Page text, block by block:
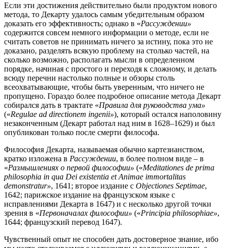
Если эти достижения действительно были продуктом нового
метода, то Декарту удалось самым убедительным образом
доказать его эффективность; однако в «Рассуждении»
содержится совсем немного информации о методе, если не
считать советов не принимать ничего за истину, пока это не
доказано, разделять всякую проблему на столько частей, на
сколько возможно, располагать мысли в определенном
порядке, начиная с простого и переходя к сложному, и делать
всюду перечни настолько полные и обзоры столь
всеохватывающие, чтобы быть уверенным, что ничего не
пропущено. Гораздо более подробное описание метода Декарт
собирался дать в трактате «Правила для руководства ума»
(«Regulae ad directionem ingenii»), который остался наполовину
незаконченным (Декарт работал над ним в 1628–1629) и был
опубликован только после смерти философа.
Философия Декарта, называемая обычно картезианством,
кратко изложена в Рассуждении, в более полном виде – в
«Размышлениях о первой философии» («Meditationes de prima
philosophia in qua Dei existentia et Animae immortalitas
demonstratur», 1641; второе издание с Objectiones Septimae,
1642; парижское издание на французском языке с
исправлениями Декарта в 1647) и с несколько другой точки
зрения в «Первоначалах философии» («Principia philosophiae»,
1644; французский перевод 1647).
Чувственный опыт не способен дать достоверное знание, ибо